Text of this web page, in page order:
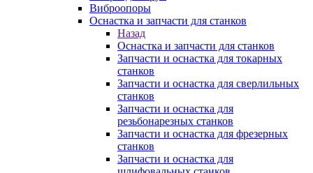
Виброопоры
Оснастка и запчасти для станков
Назад
Оснастка и запчасти для станков
Запчасти и оснастка для токарных
станков
Запчасти и оснастка для сверлильных
станков
Запчасти и оснастка для
резьбонарезных станков
Запчасти и оснастка для фрезерных
станков
Запчасти и оснастка для